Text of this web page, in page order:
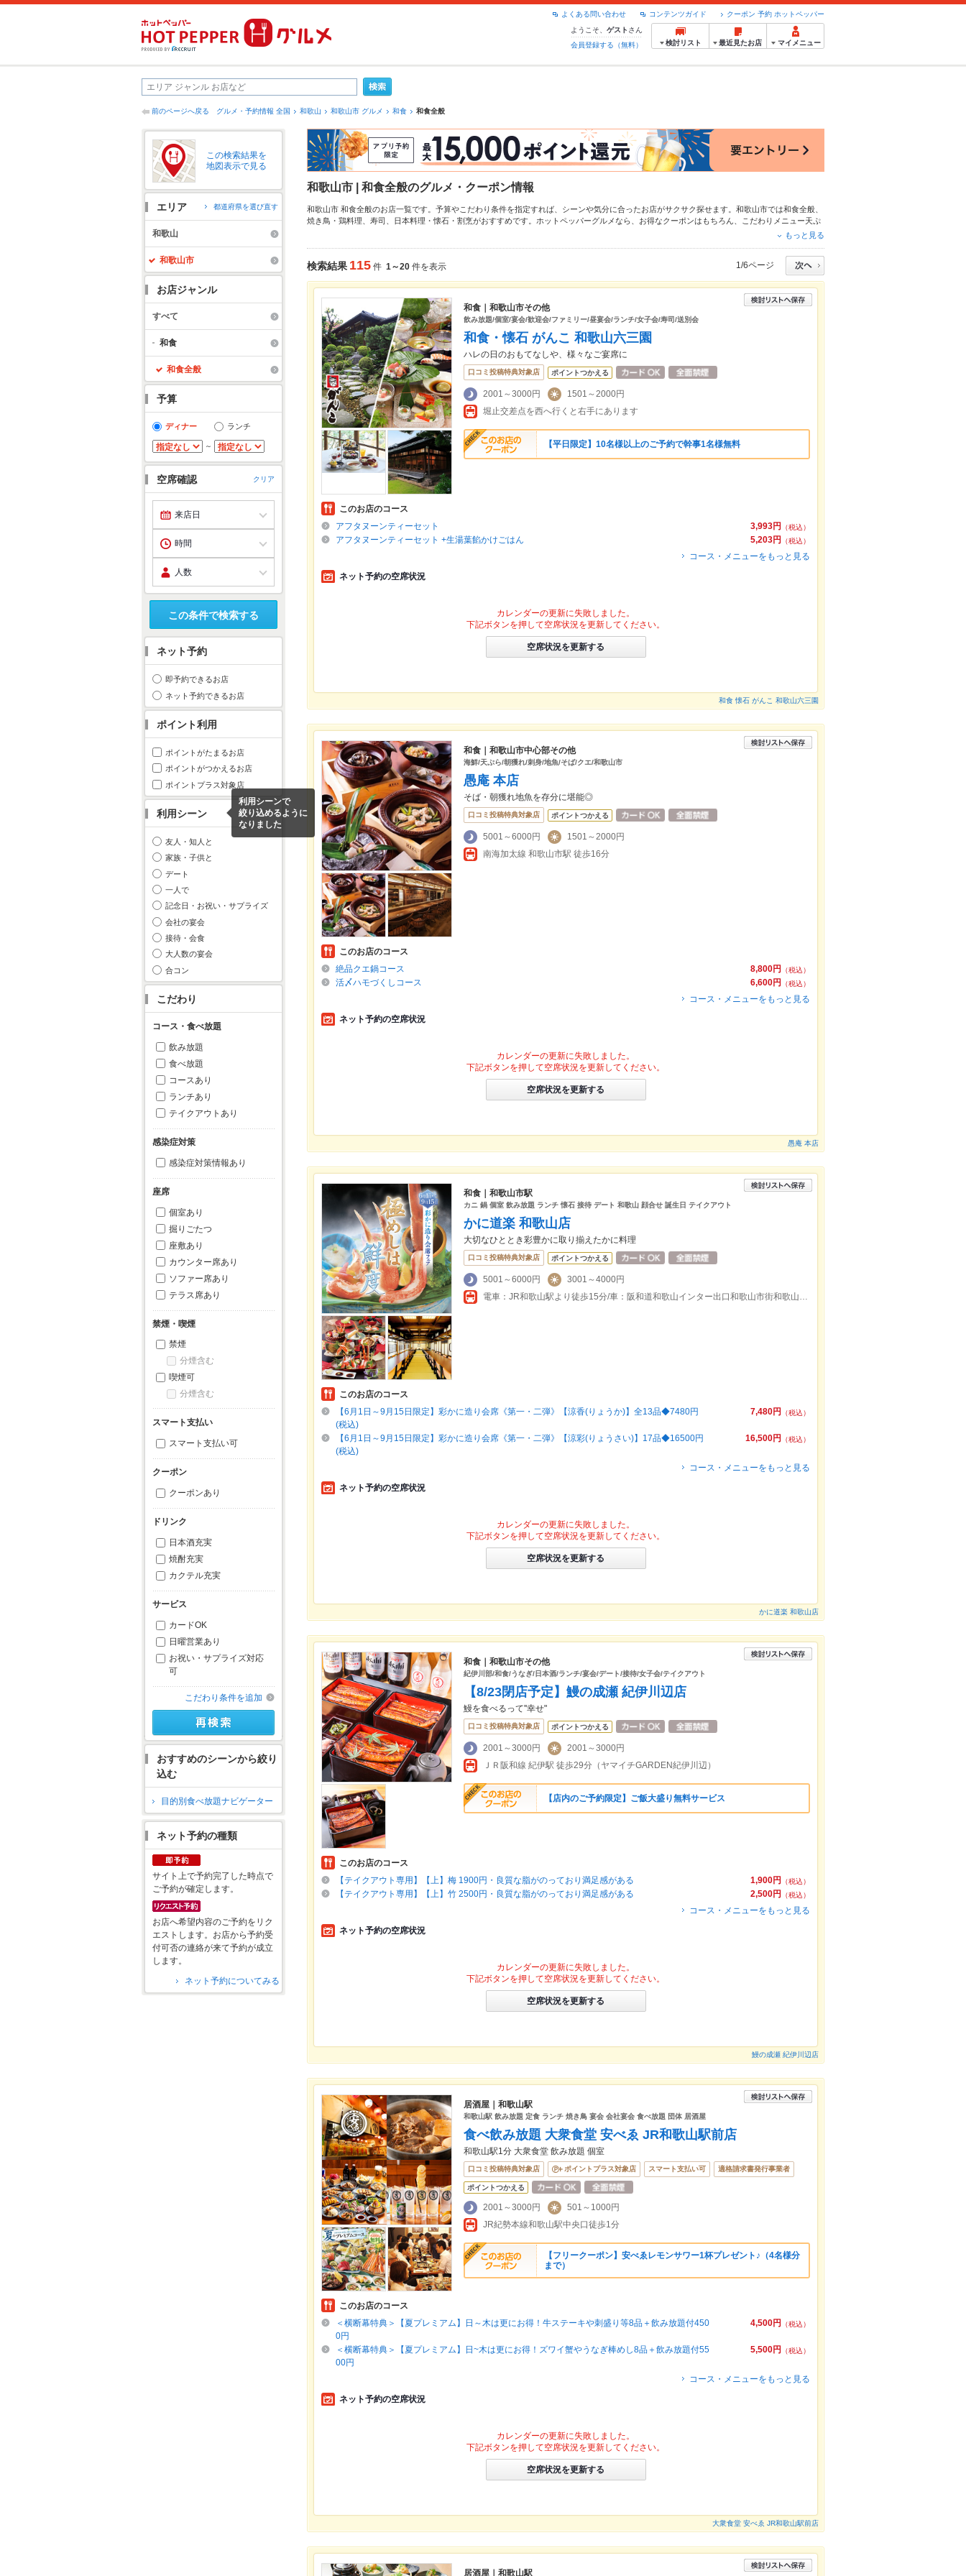
クーポン 予約 ホットペッパー
コンテンツガイド
よくある問い合わせ
ようこそ、 ゲスト さん
会員登録する（無料）
検討リスト 最近見たお店 マイメニュー
前のページへ戻る グルメ・予約情報 全国 和歌山 和歌山市 グルメ 和食 和食全般
この検索結果を
地図表示で見る
エリア 都道府県を選び直す
和歌山
和歌山市
お店ジャンル
すべて
和食
和食全般
予算
ディナー ランチ
～
空席確認 クリア
この条件で検索する
ネット予約
即予約できるお店
ネット予約できるお店
ポイント利用
ポイントがたまるお店
ポイントがつかえるお店
ポイントプラス対象店
利用シーン
利用シーンで
絞り込めるように
なりました
友人・知人と
家族・子供と
デート
一人で
記念日・お祝い・サプライズ
会社の宴会
接待・会食
大人数の宴会
合コン
こだわり
コース・食べ放題
飲み放題
食べ放題
コースあり
ランチあり
テイクアウトあり
感染症対策
感染症対策情報あり
座席
個室あり
掘りごたつ
座敷あり
カウンター席あり
ソファー席あり
テラス席あり
禁煙・喫煙
禁煙
分煙含む
喫煙可
分煙含む
スマート支払い
スマート支払い可
クーポン
クーポンあり
ドリンク
日本酒充実
焼酎充実
カクテル充実
サービス
カードOK
日曜営業あり
お祝い・サプライズ対応
可
こだわり条件を追加
おすすめのシーンから絞り
込む
目的別食べ放題ナビゲーター
ネット予約の種類
サイト上で予約完了した時点で
ご予約が確定します。
お店へ希望内容のご予約をリク
エストします。お店から予約受
付可否の連絡が来て予約が成立
します。
ネット予約についてみる
和歌山市 | 和食全般のグルメ・クーポン情報
和歌山市 和食全般のお店一覧です。予算やこだわり条件を指定すれば、シーンや気分に合ったお店がサクサク探せます。和歌山市では和食全般、
焼き鳥・鶏料理
寿司 日本料理・懐石・割烹がおすすめです。ホットペッパーグルメなら、お得なクーポンはもちろん、こだわりメニュー天ぷ
や季節のおすすめ料理など、お店の最新情報をご紹介しているので安心！24時間使える簡単便利なネット予約が使えるお店も
もっと見る
検索結果 115 件 1～20 件を表示 1/6ページ
和食｜和歌山市その他
飲み放題/個室/宴会/歓迎会/ファミリー/昼宴会/ランチ/女子会/寿司/送別会
和食・懐石 がんこ 和歌山六三園
ハレの日のおもてなしや、様々なご宴席に
口コミ投稿特典対象店 ポイントつかえる
2001～3000円
1501～2000円
堀止交差点を西へ行くと右手にあります
【平日限定】10名様以上のご予約で幹事1名様無料
このお店のコース
3,993円
（税込）
アフタヌーンティーセット
5,203円
（税込）
アフタヌーンティーセット +生湯葉餡かけごはん
コース・メニューをもっと見る
ネット予約の空席状況
カレンダーの更新に失敗しました。
下記ボタンを押して空席状況を更新してください。
空席状況を更新する
和食 懐石 がんこ 和歌山六三園
和食｜和歌山市中心部その他
海鮮/天ぷら/朝獲れ/刺身/地魚/そば/クエ/和歌山市
愚庵 本店
そば・朝獲れ地魚を存分に堪能◎
口コミ投稿特典対象店 ポイントつかえる
5001～6000円
1501～2000円
南海加太線 和歌山市駅 徒歩16分
このお店のコース
8,800円
（税込）
絶品クエ鍋コース
6,600円
（税込）
活〆ハモづくしコース
コース・メニューをもっと見る
ネット予約の空席状況
カレンダーの更新に失敗しました。
下記ボタンを押して空席状況を更新してください。
空席状況を更新する
愚庵 本店
和食｜和歌山市駅
カニ 鍋 個室 飲み放題 ランチ 懐石 接待 デート 和歌山 顔合せ 誕生日 テイクアウト
かに道楽 和歌山店
大切なひととき彩豊かに取り揃えたかに料理
口コミ投稿特典対象店 ポイントつかえる
5001～6000円
3001～4000円
電車：JR和歌山駅より徒歩15分/車：阪和道和歌山インター出口和歌山市街和歌山城方面、三年坂通りの屋形町交差点を右折
このお店のコース
7,480円
（税込）
【6月1日～9月15日限定】彩かに造り会席《第一・二弾》【涼香(りょうか)】全13品◆7480円
(税込)
16,500円
（税込）
【6月1日～9月15日限定】彩かに造り会席《第一・二弾》【涼彩(りょうさい)】17品◆16500円
(税込)
コース・メニューをもっと見る
ネット予約の空席状況
カレンダーの更新に失敗しました。
下記ボタンを押して空席状況を更新してください。
空席状況を更新する
かに道楽 和歌山店
和食｜和歌山市その他
紀伊川部/和食/うなぎ/日本酒/ランチ/宴会/デート/接待/女子会/テイクアウト
【8/23閉店予定】鰻の成瀬 紀伊川辺店
鰻を食べるって''幸せ"
口コミ投稿特典対象店 ポイントつかえる
2001～3000円
2001～3000円
ＪＲ阪和線 紀伊駅 徒歩29分（ヤマイチGARDEN紀伊川辺）
【店内のご予約限定】ご飯大盛り無料サービス
このお店のコース
1,900円
（税込）
【テイクアウト専用】【上】梅 1900円・良質な脂がのっており満足感がある
2,500円
（税込）
【テイクアウト専用】【上】竹 2500円・良質な脂がのっており満足感がある
コース・メニューをもっと見る
ネット予約の空席状況
カレンダーの更新に失敗しました。
下記ボタンを押して空席状況を更新してください。
空席状況を更新する
鰻の成瀬 紀伊川辺店
居酒屋｜和歌山駅
和歌山駅 飲み放題 定食 ランチ 焼き鳥 宴会 会社宴会 食べ放題 団体 居酒屋
食べ飲み放題 大衆食堂 安べゑ JR和歌山駅前店
和歌山駅1分 大衆食堂 飲み放題 個室
口コミ投稿特典対象店 ポイントプラス対象店 スマート支払い可 適格請求書発行事業者
ポイントつかえる
2001～3000円
501～1000円
JR紀勢本線和歌山駅中央口徒歩1分
【フリークーポン】安べゑレモンサワー1杯プレゼント♪（4名様分
まで）
このお店のコース
4,500円
（税込）
＜横断幕特典＞【夏プレミアム】日～木は更にお得！牛ステーキや刺盛り等8品＋飲み放題付450
0円
5,500円
（税込）
＜横断幕特典＞【夏プレミアム】日~木は更にお得！ズワイ蟹やうなぎ棒めし8品＋飲み放題付55
00円
コース・メニューをもっと見る
ネット予約の空席状況
カレンダーの更新に失敗しました。
下記ボタンを押して空席状況を更新してください。
空席状況を更新する
大衆食堂 安べゑ JR和歌山駅前店
居酒屋｜和歌山駅